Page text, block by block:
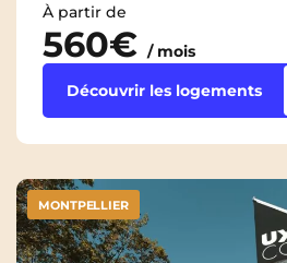
À partir de
560€ / mois
Découvrir les logements
MONTPELLIER